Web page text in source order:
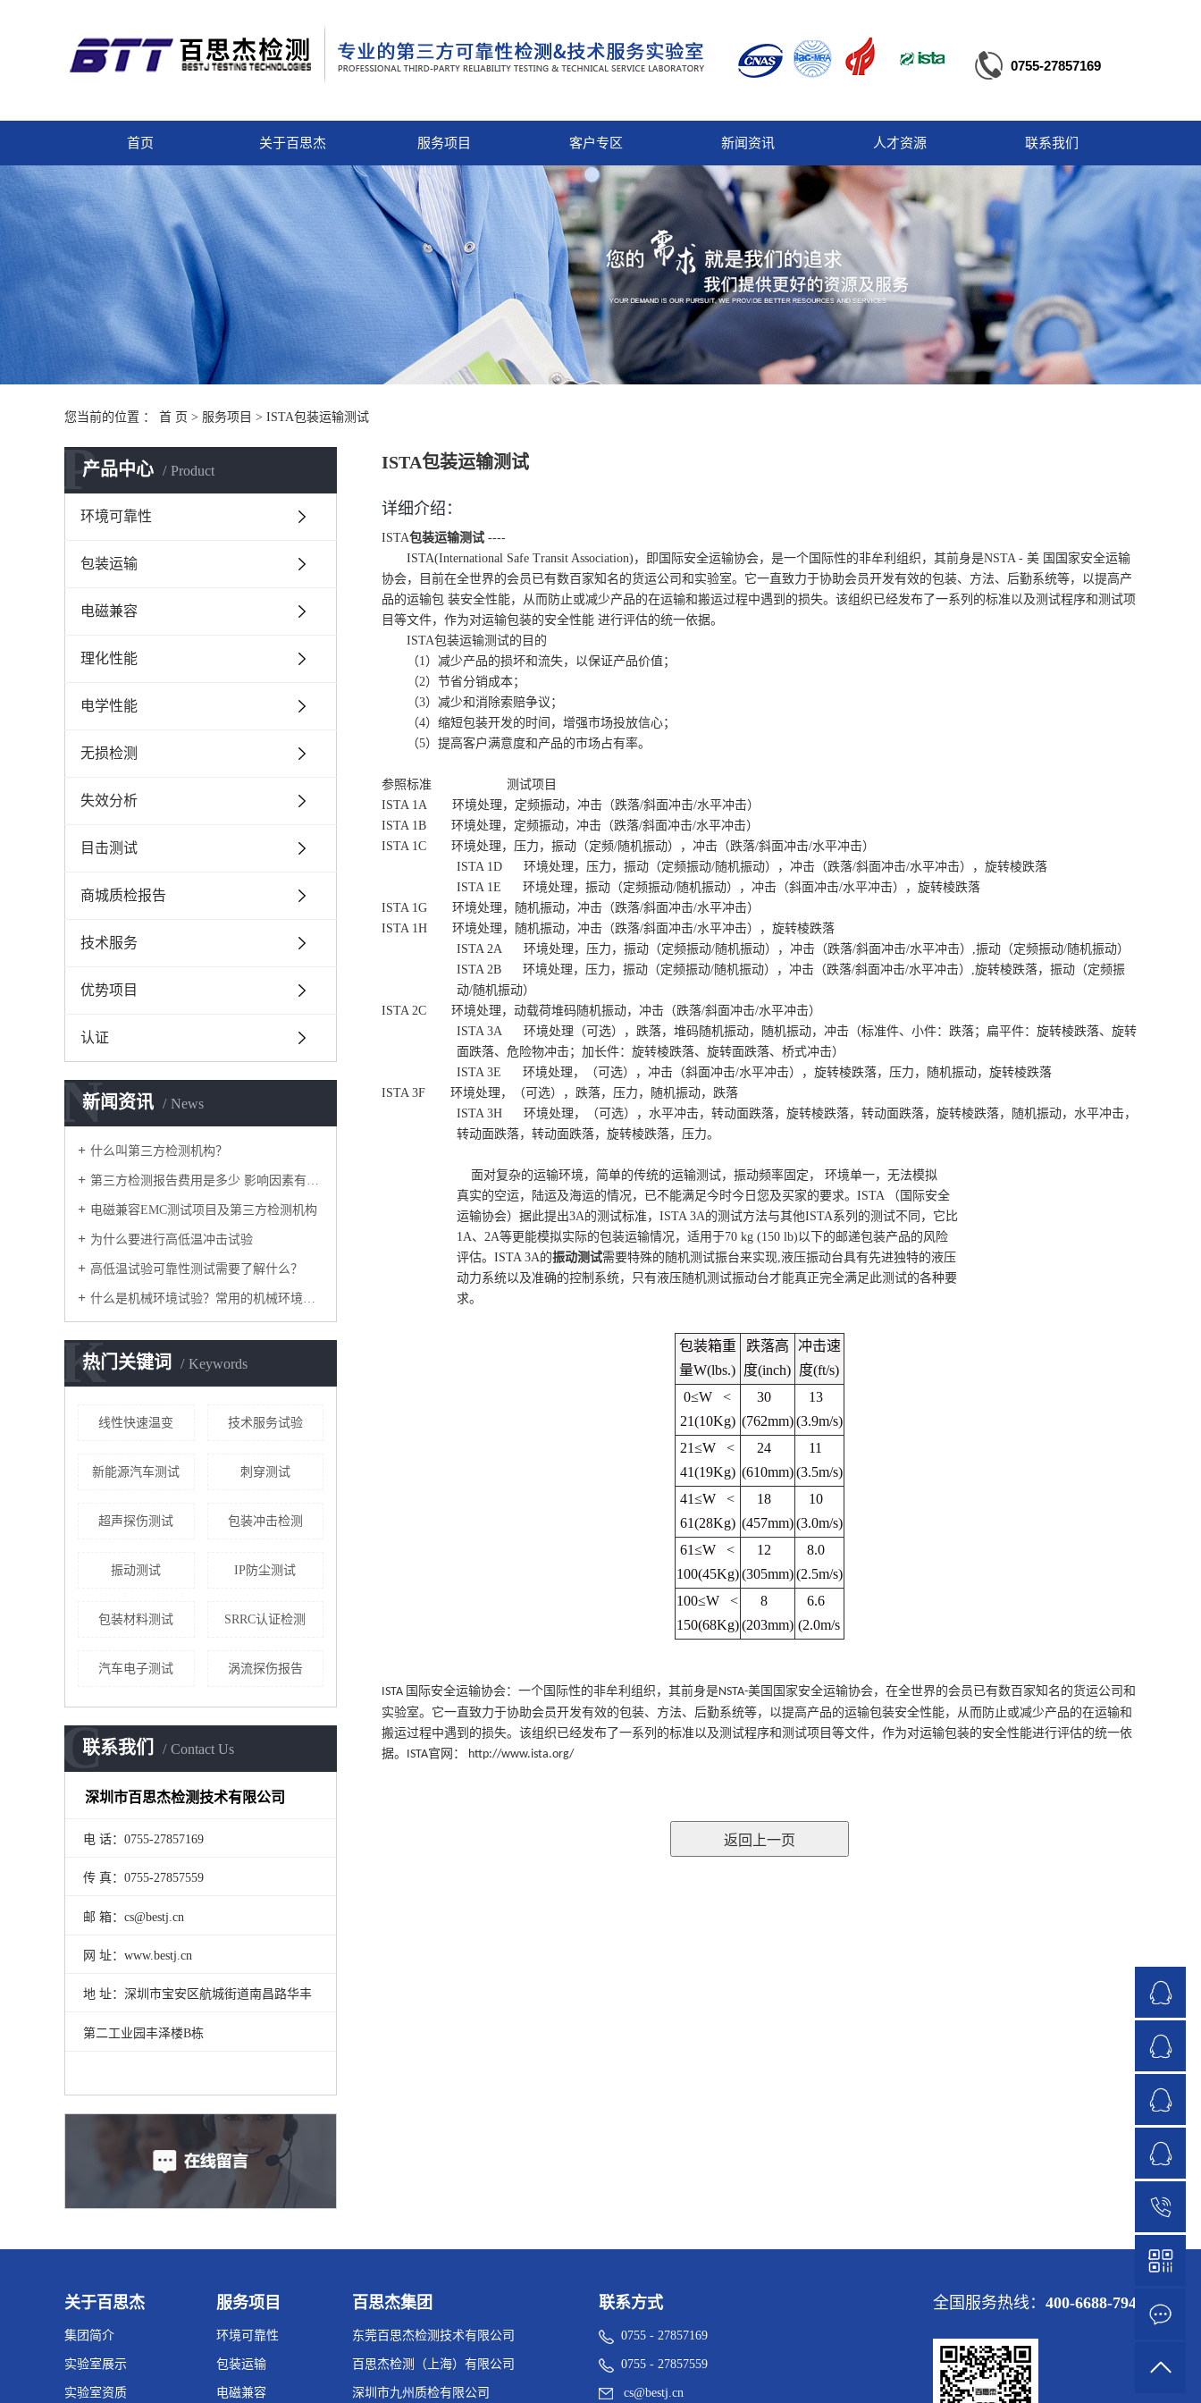
0755-27857169
首页 关于百思杰 服务项目 客户专区 新闻资讯 人才资源 联系我们
您当前的位置 ： 首 页 > 服务项目 > ISTA包装运输测试
产品中心 Product
P
环境可靠性
包装运输
电磁兼容
理化性能
电学性能
无损检测
失效分析
目击测试
商城质检报告
技术服务
优势项目
认证
新闻资讯 News
N
什么叫第三方检测机构？
第三方检测报告费用是多少 影响因素有哪些
电磁兼容EMC测试项目及第三方检测机构
为什么要进行高低温冲击试验
高低温试验可靠性测试需要了解什么？
什么是机械环境试验？常用的机械环境试验方法有哪些？
热门关键词 Keywords
K
线性快速温变 技术服务试验
新能源汽车测试 刺穿测试
超声探伤测试 包装冲击检测
振动测试 IP防尘测试
包装材料测试 SRRC认证检测
汽车电子测试 涡流探伤报告
联系我们 Contact Us
C
深圳市百思杰检测技术有限公司
电 话：0755-27857169
传 真：0755-27857559
邮 箱：cs@bestj.cn
网 址：www.bestj.cn
地 址：深圳市宝安区航城街道南昌路华丰
第二工业园丰泽楼B栋
ISTA包装运输测试
详细介绍：
ISTA包装运输测试 ----
ISTA(International Safe Transit Association) ，即国际安全运输协会，是一个国际性的非牟利组织，其前身是NSTA - 美 国国家安全运输
协会，目前在全世界的会员已有数百家知名的货运公司和实验室。它一直致力于协助会员开发有效的包装、方法、后勤系统等，以提高产
品的运输包 装安全性能，从而防止或减少产品的在运输和搬运过程中遇到的损失。该组织已经发布了一系列的标准以及测试程序和测试项
目等文件，作为对运输包装的安全性能 进行评估的统一依据。
ISTA包装运输测试的目的
（1）减少产品的损坏和流失，以保证产品价值；
（2）节省分销成本；
（3）减少和消除索赔争议；
（4）缩短包装开发的时间，增强市场投放信心；
（5）提高客户满意度和产品的市场占有率。
参照标准
测试项目
ISTA 1A 环境处理，定频振动，冲击（跌落/斜面冲击/水平冲击）
ISTA 1B 环境处理，定频振动，冲击（跌落/斜面冲击/水平冲击）
ISTA 1C 环境处理，压力，振动（定频/随机振动），冲击（跌落/斜面冲击/水平冲击）
ISTA 1D 环境处理，压力，振动（定频振动/随机振动），冲击（跌落/斜面冲击/水平冲击），旋转棱跌落
ISTA 1E 环境处理，振动（定频振动/随机振动），冲击（斜面冲击/水平冲击），旋转棱跌落
ISTA 1G 环境处理，随机振动，冲击（跌落/斜面冲击/水平冲击）
ISTA 1H 环境处理，随机振动，冲击（跌落/斜面冲击/水平冲击），旋转棱跌落
ISTA 2A 环境处理，压力，振动（定频振动/随机振动），冲击（跌落/斜面冲击/水平冲击） ,振动（定频振动/随机振动）
ISTA 2B 环境处理，压力，振动（定频振动/随机振动），冲击（跌落/斜面冲击/水平冲击） ,旋转棱跌落，振动（定频振
动/随机振动）
ISTA 2C 环境处理，动载荷堆码随机振动，冲击（跌落/斜面冲击/水平冲击）
ISTA 3A 环境处理（可选），跌落，堆码随机振动，随机振动，冲击（标准件、小件：跌落；扁平件：旋转棱跌落、旋转
面跌落、危险物冲击；加长件：旋转棱跌落、旋转面跌落、桥式冲击）
ISTA 3E 环境处理，（可选），冲击（斜面冲击/水平冲击），旋转棱跌落，压力，随机振动，旋转棱跌落
ISTA 3F 环境处理，（可选），跌落，压力，随机振动，跌落
ISTA 3H 环境处理，（可选），水平冲击，转动面跌落，旋转棱跌落，转动面跌落，旋转棱跌落，随机振动，水平冲击，
转动面跌落，转动面跌落，旋转棱跌落，压力。
面对复杂的运输环境，简单的传统的运输测试，振动频率固定，
环境单一，无法模拟
真实的空运，陆运及海运的情况，已不能满足今时今日您及买家的要求。 ISTA
（国际安全
运输协会）据此提出3A的测试标准， ISTA 3A的测试方法与其他ISTA系列的测试不同，它比
1A、 2A等更能模拟实际的包装运输情况，适用于70 kg (150 lb)以下的邮递包装产品的风险
评估。 ISTA 3A的振动测试需要特殊的随机测试振台来实现,液压振动台具有先进独特的液压
动力系统以及准确的控制系统，只有液压随机测试振动台才能真正完全满足此测试的各种要
求。
包装箱重
量W(lbs.)
跌落高
度(inch)
冲击速
度(ft/s)
0≤W <
21(10Kg)
30
(762mm)
13
(3.9m/s)
21≤W <
41(19Kg)
24
(610mm)
11
(3.5m/s)
41≤W <
61(28Kg)
18
(457mm)
10
(3.0m/s)
61≤W <
100(45Kg)
12
(305mm)
8.0
(2.5m/s)
100≤W <
150(68Kg)
8
(203mm)
6.6
(2.0m/s
ISTA 国际安全运输协会：一个国际性的非牟利组织，其前身是NSTA-美国国家安全运输协会，在全世界的会员已有数百家知名的货运公司和
实验室。它一直致力于协助会员开发有效的包装、方法、后勤系统等，以提高产品的运输包装安全性能，从而防止或减少产品的在运输和
搬运过程中遇到的损失。该组织已经发布了一系列的标准以及测试程序和测试项目等文件，作为对运输包装的安全性能进行评估的统一依
据。 ISTA官网： http://www.ista.org/
关于百思杰
集团简介
实验室展示
实验室资质
服务项目
环境可靠性
包装运输
电磁兼容
百思杰集团
东莞百思杰检测技术有限公司
百思杰检测（上海）有限公司
深圳市九州质检有限公司
联系方式
0755 - 27857169
0755 - 27857559
cs@bestj.cn
全国服务热线： 400-6688-794